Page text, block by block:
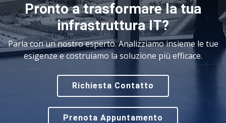
Pronto a trasformare la tua
infrastruttura IT?
Parla con un nostro esperto. Analizziamo insieme le tue
esigenze e costruiamo la soluzione più efficace.
Richiesta Contatto
Prenota Appuntamento